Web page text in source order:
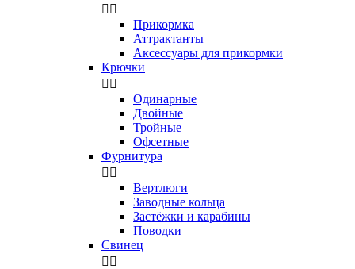
 
Прикормка
Аттрактанты
Аксессуары для прикормки
Крючки
 
Одинарные
Двойные
Тройные
Офсетные
Фурнитура
 
Вертлюги
Заводные кольца
Застёжки и карабины
Поводки
Свинец
 